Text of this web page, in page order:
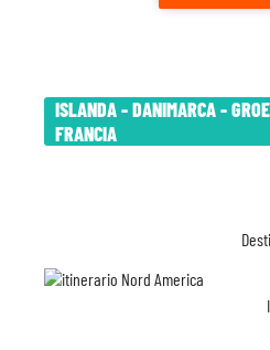
ISLANDA - DANIMARCA -
FRANCIA